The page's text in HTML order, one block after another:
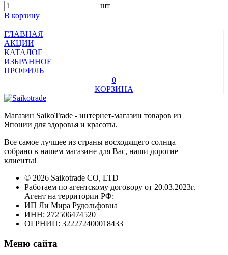
шт
В корзину
ГЛАВНАЯ
АКЦИИ
КАТАЛОГ
ИЗБРАННОЕ
ПРОФИЛЬ
0
КОРЗИНА
Магазин SaikoTrade - интернет-магазин товаров из
Японии для здоровья и красоты.
Все самое лучшее из страны восходящего солнца
собрано в нашем магазине для Вас, наши дорогие
клиенты!
© 2026 Saikotrade CO, LTD
Работаем по агентскому договору от 20.03.2023г.
Агент на территории РФ:
ИП Ли Мира Рудольфовна
ИНН: 272506474520
ОГРНИП: 322272400018433
Меню сайта